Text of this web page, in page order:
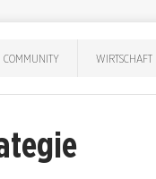
COMMUNITY WIRTSCHAFT